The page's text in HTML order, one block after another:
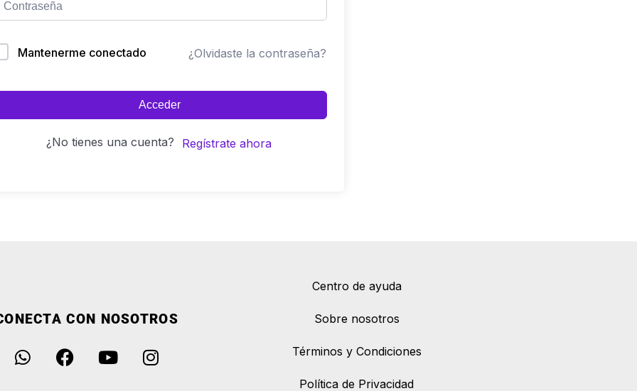
Mantenerme conectado ¿Olvidaste la contraseña?
Acceder
¿No tienes una cuenta? Regístrate ahora
CON NOSOTROS
Centro de ayuda
Sobre nosotros
Términos y Condiciones
Política de Privacidad